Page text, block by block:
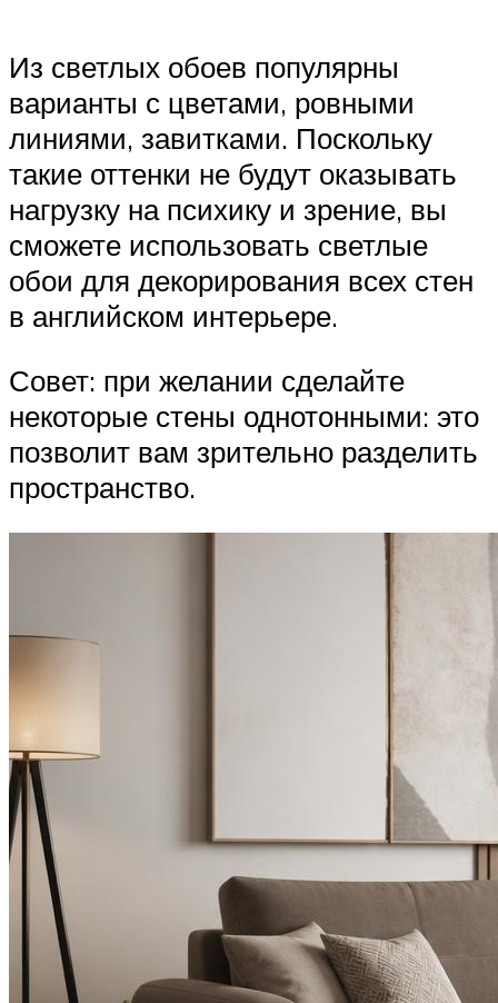
Из светлых обоев популярны
варианты с цветами, ровными
линиями, завитками. Поскольку
такие оттенки не будут оказывать
нагрузку на психику и зрение, вы
сможете использовать светлые
обои для декорирования всех стен
в английском интерьере.
Совет: при желании сделайте
некоторые стены однотонными: это
позволит вам зрительно разделить
пространство.